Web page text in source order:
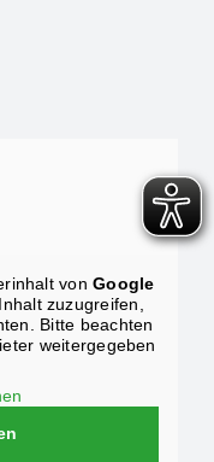
vonGoogle
zuzugreifen,
Bitte beachten
weitergegeben